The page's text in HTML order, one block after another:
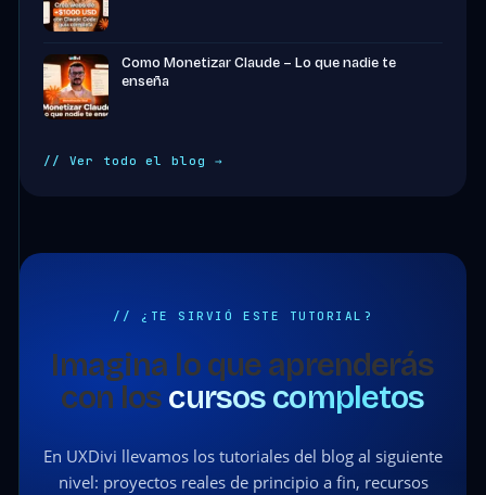
Como Monetizar Claude – Lo que nadie te
enseña
// Ver todo el blog →
// ¿TE SIRVIÓ ESTE TUTORIAL?
Imagina lo que aprenderás
con los cursos completos
En UXDivi llevamos los tutoriales del blog al siguiente
nivel: proyectos reales de principio a fin, recursos